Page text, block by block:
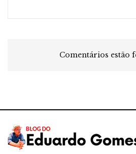
Comentários estão